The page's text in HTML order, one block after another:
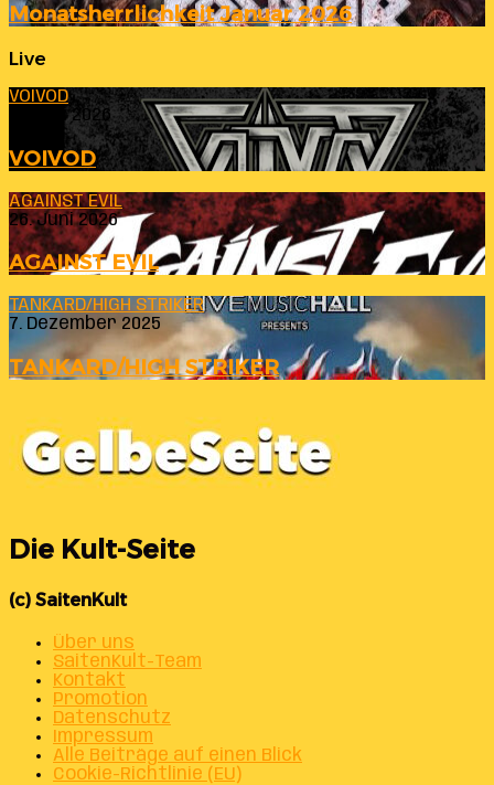
Monatsherrlichkeit Januar 2026
Live
VOIVOD
23. Juli 2026
VOIVOD
AGAINST EVIL
26. Juni 2026
AGAINST EVIL
TANKARD/HIGH STRIKER
7. Dezember 2025
TANKARD/HIGH STRIKER
Die Kult-Seite
(c) SaitenKult
Über uns
SaitenKult-Team
Kontakt
Promotion
Datenschutz
Impressum
Alle Beiträge auf einen Blick
Cookie-Richtlinie (EU)